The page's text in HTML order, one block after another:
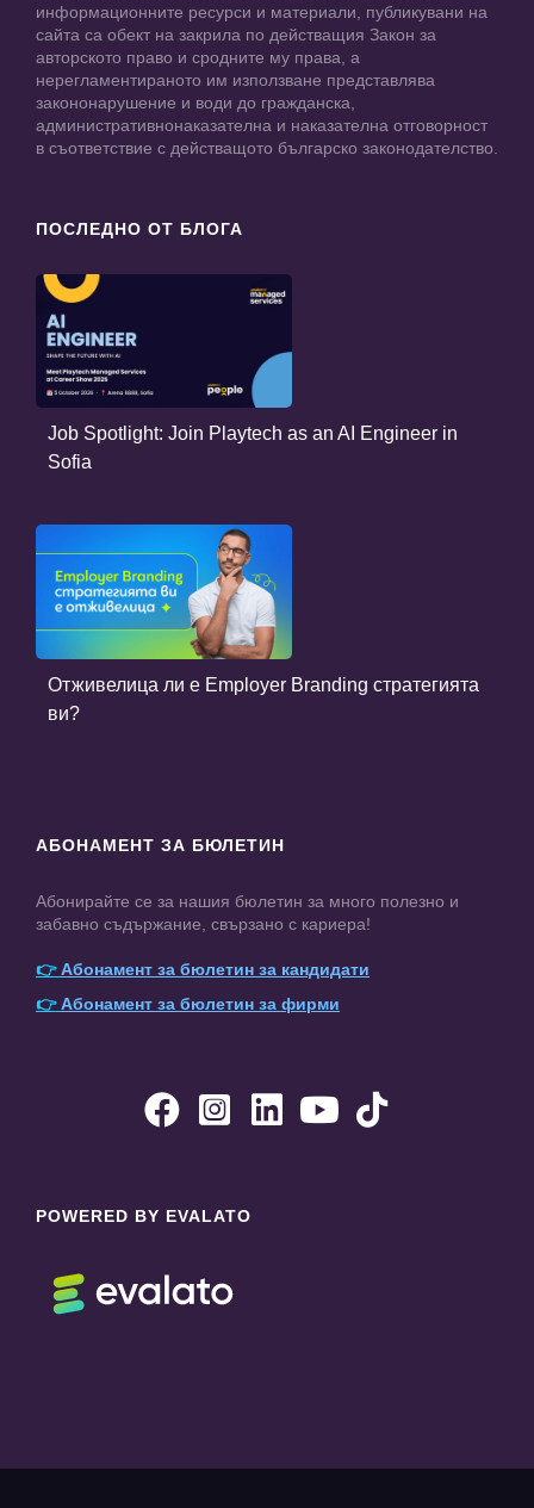
информационните ресурси и материали, публикувани на
сайта са обект на закрила по действащия Закон за
авторското право и сродните му права, а
нерегламентираното им използване представлява
закононарушение и води до гражданска,
административнонаказателна и наказателна отговорност
в съответствие с действащото българско законодателство.
ПОСЛЕДНО ОТ БЛОГА
Job Spotlight: Join Playtech as an AI Engineer in
Sofia
Отживелица ли е Employer Branding стратегията
ви?
АБОНАМЕНТ ЗА БЮЛЕТИН
Абонирайте се за нашия бюлетин за много полезно и
забавно съдържание, свързано с кариера!
👉Абонамент за бюлетин за кандидати
👉Абонамент за бюлетин за фирми
    
POWERED BY EVALATO